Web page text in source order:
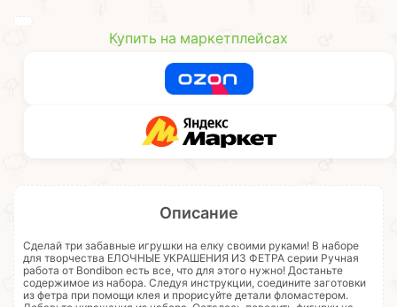
Купить на маркетплейсах
Описание
Сделай три забавные игрушки на елку своими руками! В наборе
для творчества ЕЛОЧНЫЕ УКРАШЕНИЯ ИЗ ФЕТРА серии Ручная
работа от Bondibon есть все, что для этого нужно! Достаньте
содержимое из набора. Следуя инструкции, соедините заготовки
из фетра при помощи клея и прорисуйте детали фломастером.